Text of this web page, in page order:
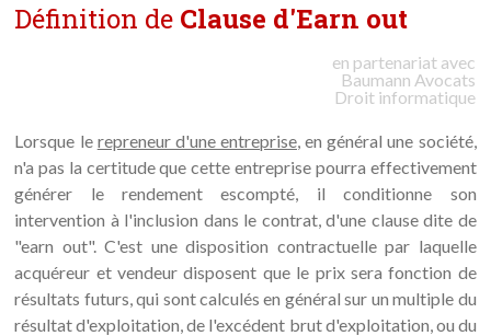
Définition de Clause d'Earn out
en partenariat avec
Baumann Avocats
Droit informatique
Lorsque le repreneur d'une entreprise, en général une société,
n'a pas la certitude que cette entreprise pourra effectivement
générer le rendement escompté, il conditionne son
intervention à l'inclusion dans le contrat, d'une clause dite de
"earn out". C'est une disposition contractuelle par laquelle
acquéreur et vendeur disposent que le prix sera fonction de
résultats futurs, qui sont calculés en général sur un multiple du
résultat d'exploitation, de l'excédent brut d'exploitation, ou du